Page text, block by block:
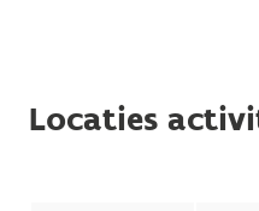
Locaties